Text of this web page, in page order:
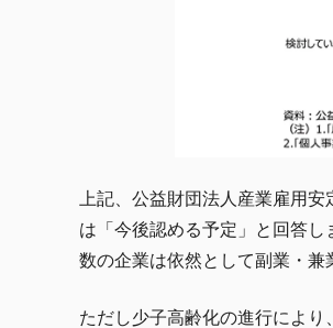
上記、公益財団法人産業雇用
は「今後認める予定」と回答
数の企業は依然として副業・兼
ただし少子高齢化の進行により